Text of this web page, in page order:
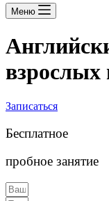
Меню
Записаться
Бесплатное
пробное занятие